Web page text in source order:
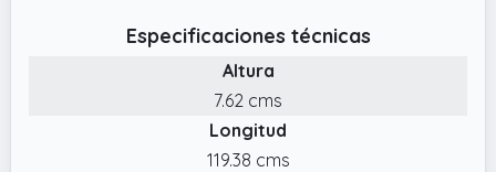
Especificaciones técnicas
Altura
7.62 cms
Longitud
119.38 cms